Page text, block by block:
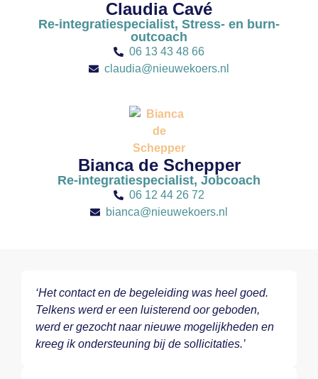
Claudia Cavé
Re-integratiespecialist, Stress- en burn-
outcoach
06 13 43 48 66
claudia@nieuwekoers.nl
Bianca de Schepper
Re-integratiespecialist, Jobcoach
06 12 44 26 72
bianca@nieuwekoers.nl
‘Het contact en de begeleiding was heel goed.
Telkens werd er een luisterend oor geboden,
werd er gezocht naar nieuwe mogelijkheden en
kreeg ik ondersteuning bij de sollicitaties.’